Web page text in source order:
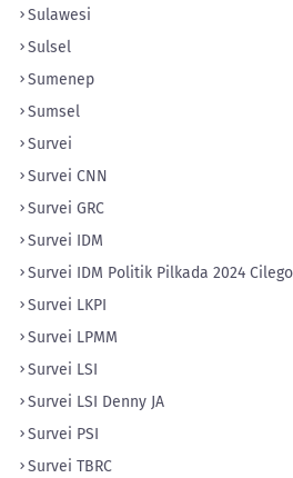
Sulawesi
Sulsel
Sumenep
Sumsel
Survei
Survei CNN
Survei GRC
Survei IDM
Survei IDM Politik Pilkada 2024
Survei LKPI
Survei LPMM
Survei LSI
Survei LSI Denny JA
Survei PSI
Survei TBRC